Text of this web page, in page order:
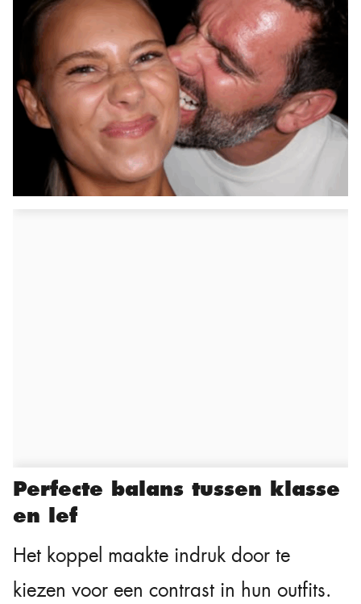
Perfecte balans tussen klasse
en lef
Het koppel maakte indruk door te
kiezen voor een contrast in hun outfits.